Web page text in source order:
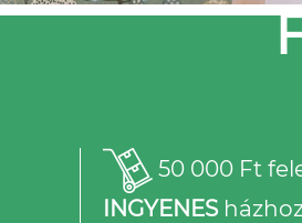
50 000 Ft
INGYENES